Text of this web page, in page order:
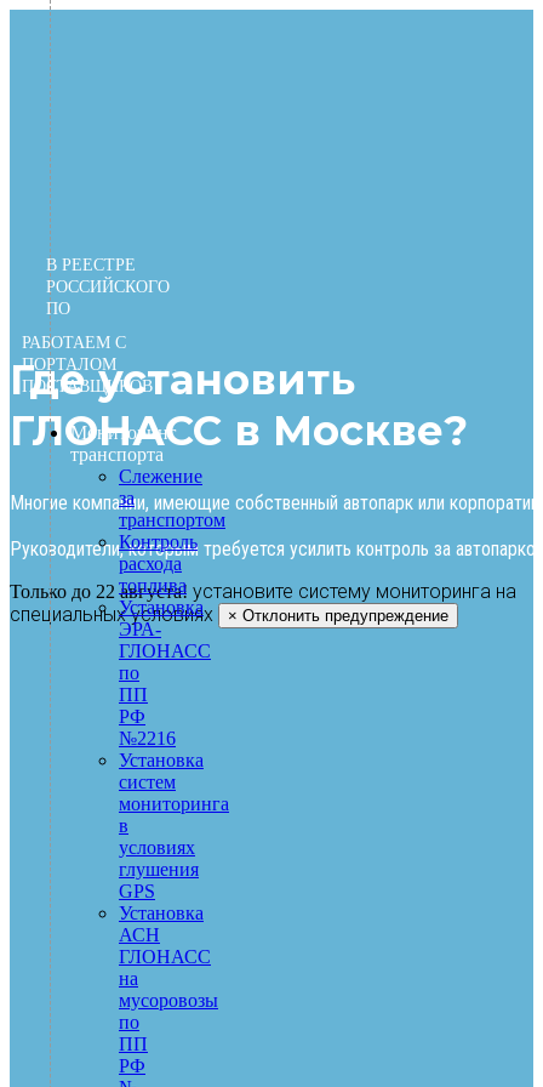
Перейти
содержимому
В РЕЕСТРЕ
РОССИЙСКОГО
ПО
РАБОТАЕМ С
ПОРТАЛОМ
ПОСТАВЩИКОВ
Мониторинг
транспорта
Слежение
за
транспортом
Контроль
расхода
топлива
Установка
ЭРА-
ГЛОНАСС
по
ПП
РФ
№2216
Установка
систем
мониторинга
в
условиях
глушения
GPS
Установка
АСН
ГЛОНАСС
на
мусоровозы
по
ПП
РФ
Где установить
ГЛОНАСС в Москве?
Многие компании, имеющие собственный автопарк или
Руководители, которым требуется усилить контроль за
Только до 22 августа! установите систему мониторинга на
специальных условиях
× Отклонить предупреждение